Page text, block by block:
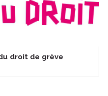
droit de grève